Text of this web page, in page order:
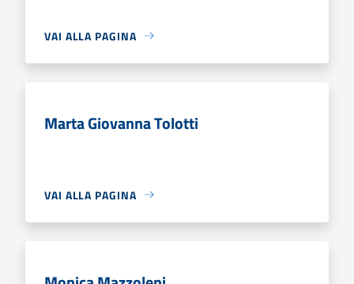
VAI ALLA PAGINA
Marta Giovanna Tolotti
VAI ALLA PAGINA